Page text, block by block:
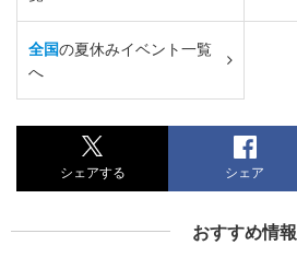
全国の夏休みイベント一覧
へ
シェアする シェア
おすすめ情報